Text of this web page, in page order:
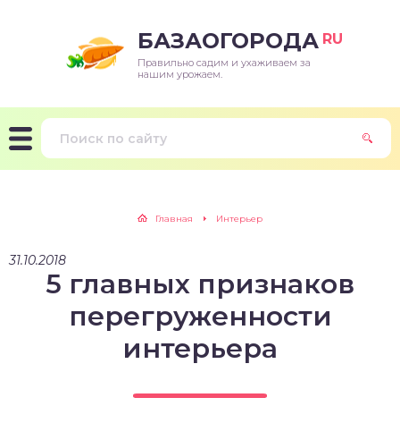
БАЗАОГОРОДА RU
Правильно садим и ухаживаем за
нашим урожаем.
Главная Интерьер
31.10.2018
5 главных признаков
перегруженности
интерьера